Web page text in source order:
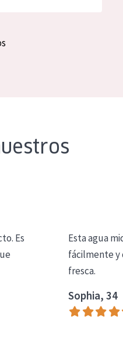
Es
Esta agua
fácilmente y
fresca.
Sophia, 34